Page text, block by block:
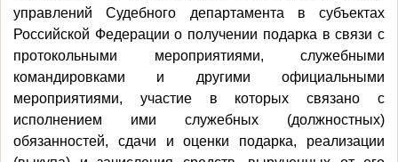
управлений Судебного департамента в субъектах
Российской Федерации о получении подарка в связи с
протокольными мероприятиями, служебными
командировками и другими официальными
мероприятиями, участие в которых связано с
исполнением ими служебных (должностных)
обязанностей, сдачи и оценки подарка, реализации